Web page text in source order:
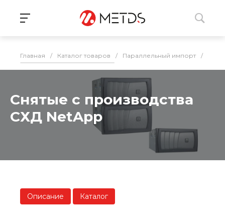
Главная / Каталог товаров / Параллельный импорт /
Снятые с производства
СХД NetApp
Описание Каталог